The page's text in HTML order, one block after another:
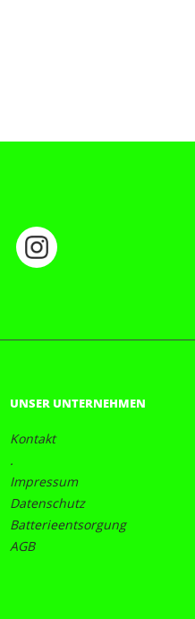
UNSER UNTERNEHMEN
Kontakt
.
Impressum
Datenschutz
Batterieentsorgung
AGB